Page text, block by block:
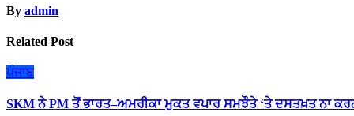
By admin
Related Post
ਪੰਜਾਬ
SKM ਨੇ PM ਤੋਂ ਭਾਰਤ–ਅਮਰੀਕਾ ਮੁਕਤ ਵਪਾਰ ਸਮਝੌਤੇ ‘ਤੇ ਦਸਤਖ਼ਤ ਨਾ